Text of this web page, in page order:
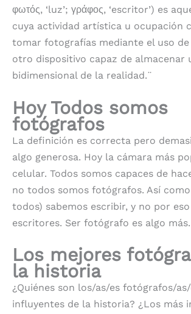
φωτός, ‘luz’; γράφος, ‘escritor’) es
cuya actividad artística u ocupación
tomar fotografías mediante el uso
otro dispositivo capaz de almacenar
bidimensional de la realidad.¨
Hoy Todos somos
fotógrafos
La definición es correcta pero
algo generosa. Hoy la cámara más
celular. Todos somos capaces de
no todos somos fotógrafos. Así
todos) sabemos escribir, y no por
escritores. Ser fotógrafo es algo más.
Los mejores
la historia
¿Quiénes son los/as/es fotógrafos/
influyentes de la historia? ¿Los más